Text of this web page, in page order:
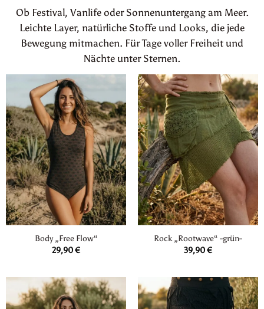
Ob Festival, Vanlife oder Sonnenuntergang am Meer.
Leichte Layer, natürliche Stoffe und Looks, die jede
Bewegung mitmachen. Für Tage voller Freiheit und
Nächte unter Sternen.
Body „Free Flow“
29,90€
Rock „Rootwave“ -grün-
39,90€